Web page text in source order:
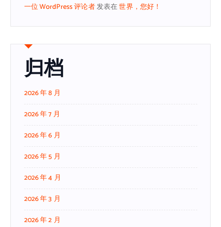
一位 WordPress 评论者发表在世界，您好！
归档
2026 年 8 月
2026 年 7 月
2026 年 6 月
2026 年 5 月
2026 年 4 月
2026 年 3 月
2026 年 2 月